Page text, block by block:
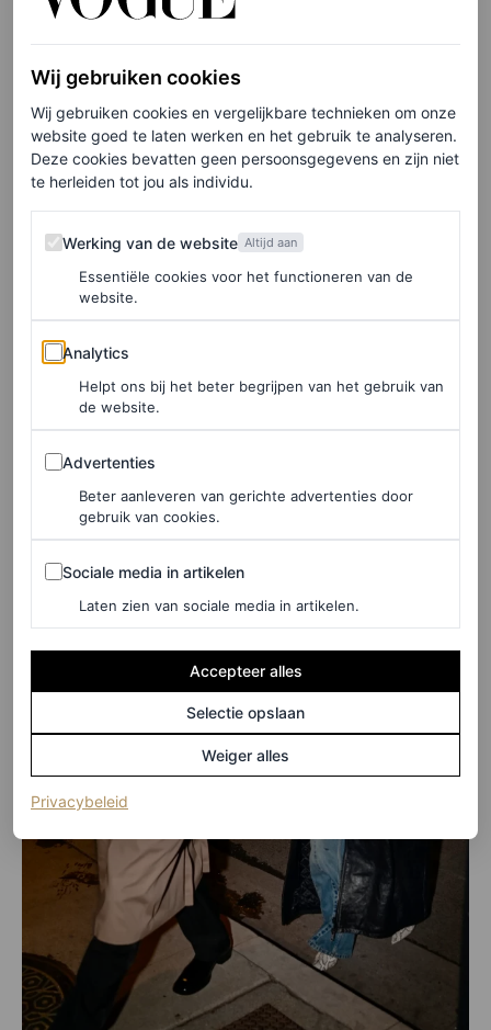
Op de een of andere manier voelt het specialer om een
Canadian tuxedoaan te trekken dan een ‘normaal’
tweedelig pak (hoewel Rocky
maatkleding en er óók geweldig uitzag). Rihanna laat
met haar outfit echter zien dan een casual look tijdens
eendate nighteen prima keuze is. Waarom moeilijk
dragen? Als je de look wil proberen, overweeg dan de
aanpak van Riri, en combineer je denim stukken met
interessante accessoires – en voor de warmte: een (leren)
trenchcoat.
Wij gebruiken cookies
Wij gebruiken cookies en vergelijkbare technieken om onze
website goed te laten werken en het gebruik te analyseren.
Deze cookies bevatten geen persoonsgegevens en zijn niet
te herleiden tot jou als individu.
Werking van de website
Werking van de website Altijd aan
Essentiële cookies voor het functioneren van de
website.
Analytics
Analytics
Helpt ons bij het beter begrijpen van het gebruik van
de website.
Advertenties
Advertenties
Beter aanleveren van gerichte advertenties door
gebruik van cookies.
Sociale media in artikelen
Sociale media in artikelen
Laten zien van sociale media in artikelen.
Accepteer alles
Selectie opslaan
Weiger alles
Privacybeleid